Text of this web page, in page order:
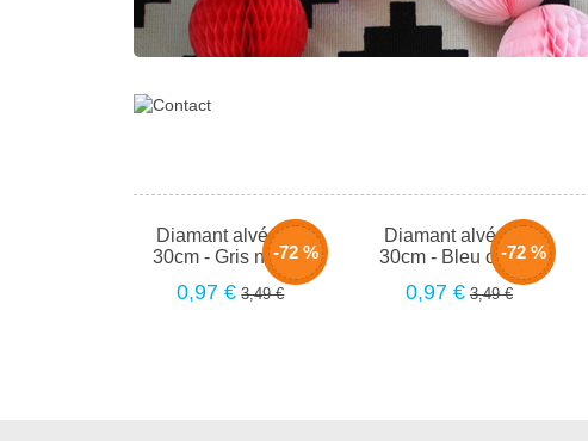
-72 %
Diamant alvéolé -
30cm - Gris nuage
0,97 € 3,49 €
-72 %
Diamant alvéolé -
30cm - Bleu océan
0,97 € 3,49 €